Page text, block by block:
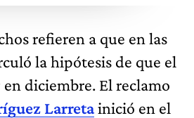
refieren a que en las
la hipótesis de que el
diciembre. El reclamo
Larretainició en el